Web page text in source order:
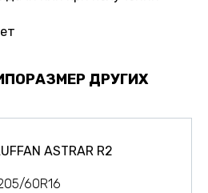
ДРУГИХ
ASTRAR R2
60R16